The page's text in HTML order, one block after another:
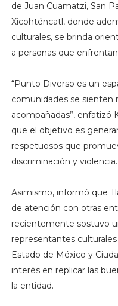
de Juan Cuamatzi, San
Xicohténcatl, donde
culturales, se brinda
a personas que
“Punto Diverso es un
comunidades se sienten
acompañadas”, enfatizó
que el objetivo es
respetuosos que
discriminación y violencia.
Asimismo, informó que
de atención con otras
recientemente sostuvo
representantes
Estado de México y
interés en replicar las
la entidad.